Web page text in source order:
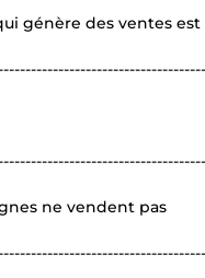
génère des ventes
ne vendent pas